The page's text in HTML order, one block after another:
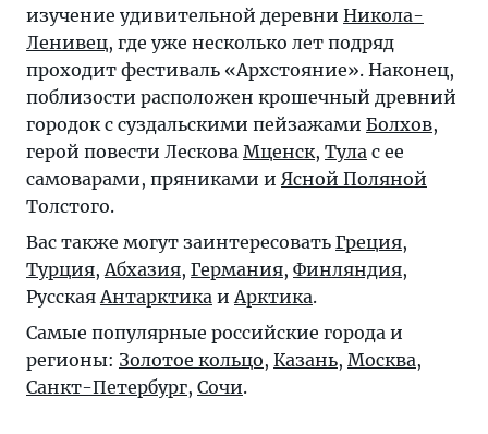
изучение удивительной деревни Никола-
Ленивец, где уже несколько лет подряд
проходит фестиваль «Архстояние». Наконец,
поблизости расположен крошечный древний
городок c суздальскими пейзажами Болхов,
герой повести Лескова Мценск, Тула с ее
самоварами, пряниками и Ясной Поляной
Толстого.
Вас также могут заинтересовать Греция,
Турция,Абхазия, Германия, Финляндия,
РусскаяАнтарктика иАрктика.
Самые популярные российские города и
регионы: Золотое кольцо, Казань, Москва,
Санкт-Петербург, Сочи.